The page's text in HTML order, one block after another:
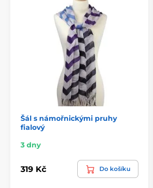
Šál s námořnickými pruhy
fialový
3 dny
319 Kč Do košíku